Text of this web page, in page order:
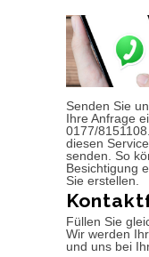
Senden Sie
Ihre Anfrage
0177/
diesen
senden. So
Besichtigung
Sie erstellen.
Füllen Sie
Wir werden
und uns bei